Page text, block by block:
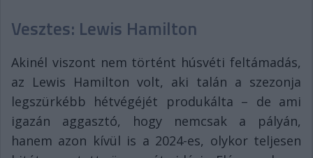
Vesztes: Lewis Hamilton
Akinél viszont nem történt húsvéti feltámadás,
az Lewis Hamilton volt, aki talán a szezonja
legszürkébb hétvégéjét produkálta – de ami
igazán aggasztó, hogy nemcsak a pályán,
hanem azon kívül is a 2024-es, olykor teljesen